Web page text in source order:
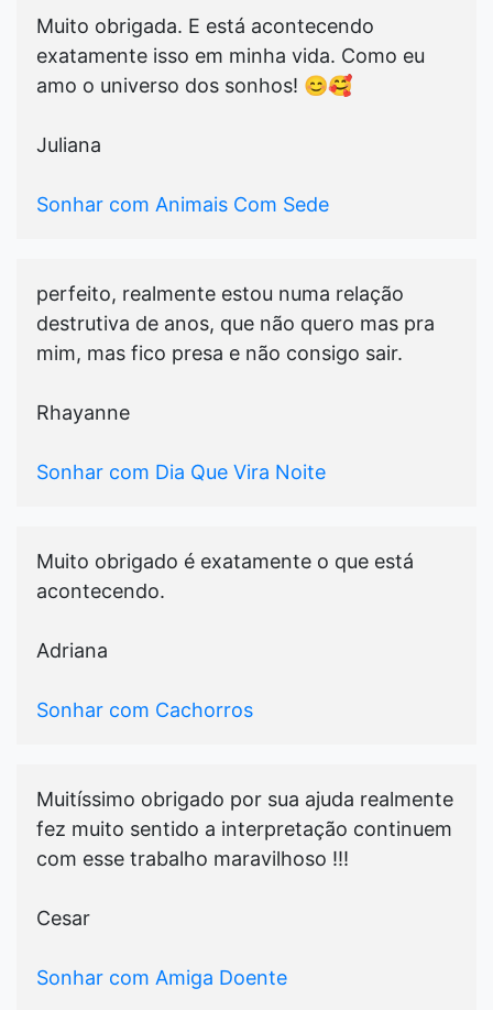
Muito obrigada. E está acontecendo
exatamente isso em minha vida. Como eu
amo o universo dos sonhos! 😊🥰
Juliana
Sonhar com Animais Com Sede
perfeito, realmente estou numa relação
destrutiva de anos, que não quero mas pra
mim, mas fico presa e não consigo sair.
Rhayanne
Sonhar com Dia Que Vira Noite
Muito obrigado é exatamente o que está
acontecendo.
Adriana
Sonhar com Cachorros
Muitíssimo obrigado por sua ajuda realmente
fez muito sentido a interpretação continuem
com esse trabalho maravilhoso !!!
Cesar
Sonhar com Amiga Doente